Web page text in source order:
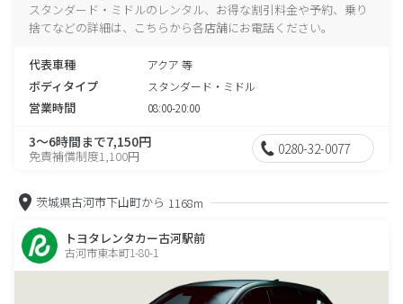
スタンダード・ミドルのレンタル、お得な割引料金や予約、乗り
捨てなどの詳細は、こちらから各店舗にお電話ください。
代表車種 アクア 等
ボディタイプ スタンダード・ミドル
営業時間 08:00-20:00
3～6時間まで7,150円
免責補償制度1,100円 0280-32-0077
茨城県古河市下山町から 1168m
トヨタレンタカー古河駅前
古河市東本町1-80-1